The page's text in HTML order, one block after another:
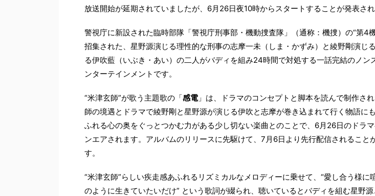
放送開始が延期されていましたが、6月26日夜10時からスタートすることが発表され
警視庁に新設された臨時部隊「警視庁刑事部・機動捜査隊」（通称：機捜）の“第4
招集された、星野源演じる理性的な刑事の志摩一未（しま・かずみ）と綾野剛演じ
る伊吹藍（いぶき・あい）の二人がバディを組み24時間で対処する一話完結のノン
ンターテインメントです。
“米津玄師”が歌う主題歌の「感電」は、ドラマのコンセプトと脚本を読んで制作さ
師の境遇とドラマで綾野剛と星野源が演じる伊吹と志摩が巻き込まれて行く物語に
ふれる心の奥をぐっとつかむ力がある少し切ない楽曲とのことで、6月26日のドラ
ンエアされます。アルバムのリリースに先駆けて、7月6日より先行配信されること
す。
“米津玄師”らしい疾走感あふれるリズミカルなメロディーに乗せて、“愛し合う様に
のように生きていたいだけ” という歌詞が綴られ、聴いているとバディを組む星野源